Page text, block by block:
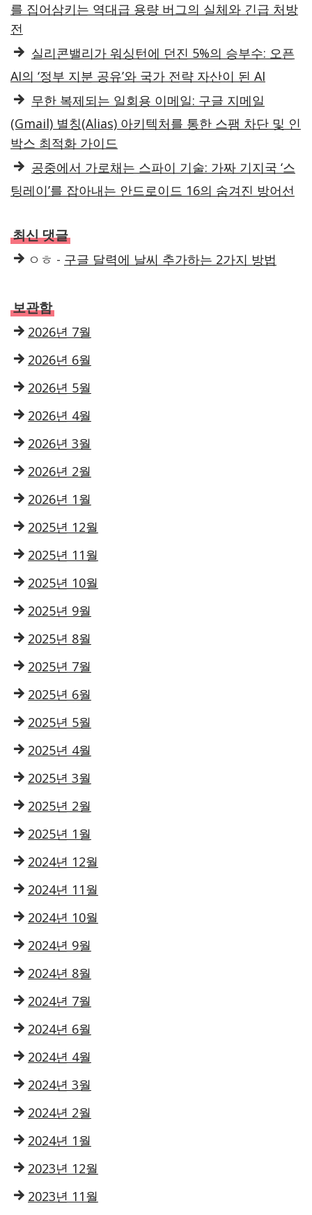
를 집어삼키는 역대급 용량 버그의 실체와 긴급 처방
전
실리콘밸리가 워싱턴에 던진 5%의 승부수: 오픈
AI의 ‘정부 지분 공유’와 국가 전략 자산이 된 AI
무한 복제되는 일회용 이메일: 구글 지메일
(Gmail) 별칭(Alias) 아키텍처를 통한 스팸 차단 및 인
박스 최적화 가이드
공중에서 가로채는 스파이 기술: 가짜 기지국 ‘스
팅레이’를 잡아내는 안드로이드 16의 숨겨진 방어선
최신 댓글
ㅇㅎ - 구글 달력에 날씨 추가하는 2가지 방법
보관함
2026년 7월
2026년 6월
2026년 5월
2026년 4월
2026년 3월
2026년 2월
2026년 1월
2025년 12월
2025년 11월
2025년 10월
2025년 9월
2025년 8월
2025년 7월
2025년 6월
2025년 5월
2025년 4월
2025년 3월
2025년 2월
2025년 1월
2024년 12월
2024년 11월
2024년 10월
2024년 9월
2024년 8월
2024년 7월
2024년 6월
2024년 4월
2024년 3월
2024년 2월
2024년 1월
2023년 12월
2023년 11월